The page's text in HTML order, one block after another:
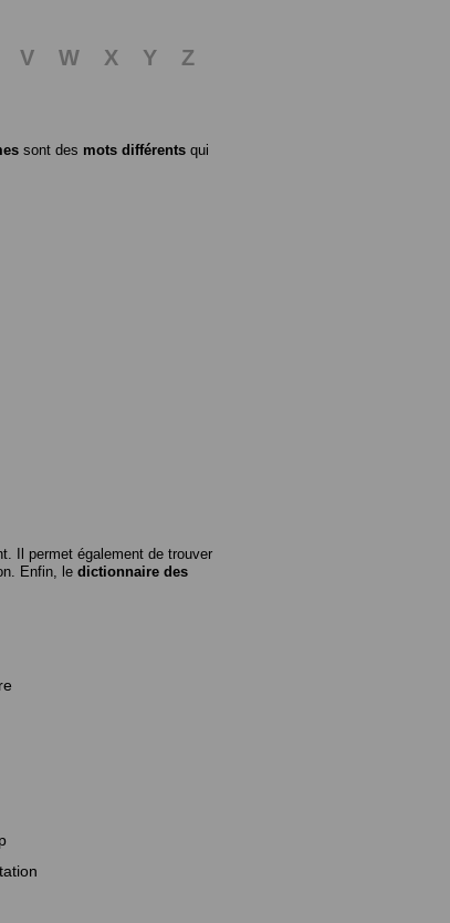
V W X Y
Z
sont des mots différents qui
Il permet également de trouver
Enfin, le dictionnaire des